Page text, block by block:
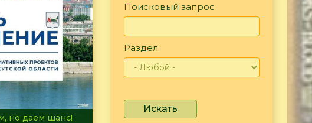
в воде не тонет
Поисковый запрос
Раздел
Искать